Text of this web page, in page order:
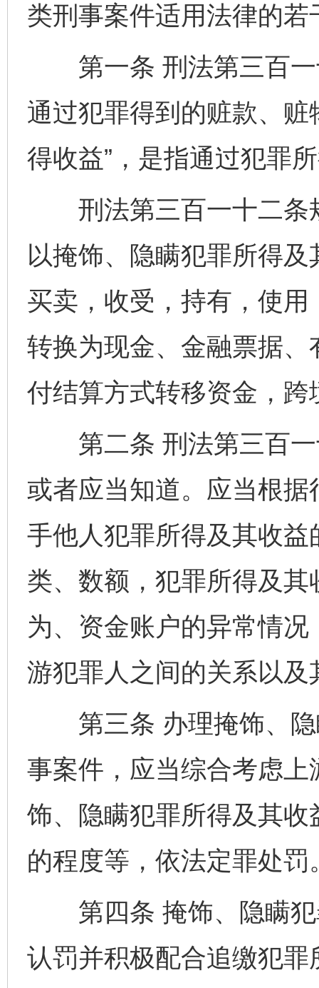
类刑事案件适用法律的
第一条 刑法第三百一
通过犯罪得到的赃款、赃
得收益”，是指通过犯罪
刑法第三百一十二条
以掩饰、隐瞒犯罪所得
买卖，收受，持有，使
转换为现金、金融票据
付结算方式转移资金，跨
第二条 刑法第三百一
或者应当知道。应当根
手他人犯罪所得及其收
类、数额，犯罪所得及
为、资金账户的异常情
游犯罪人之间的关系以
第三条 办理掩饰、隐
事案件，应当综合考虑
饰、隐瞒犯罪所得及其
的程度等，依法定罪处罚
第四条 掩饰、隐瞒犯
认罚并积极配合追缴犯